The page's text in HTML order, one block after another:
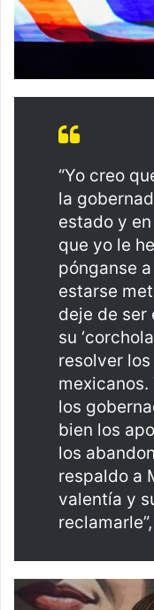
“Yo creo
la
estado y
que yo le
pónganse
estarse
deje de ser
su
resolver
mexicanos.
los
bien los
los
respaldo a
valentía y